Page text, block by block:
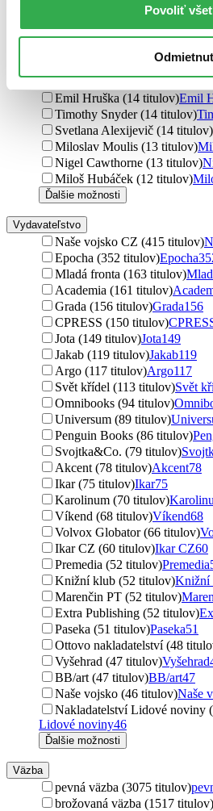
Povoliť
Paul Roland (16 titulov)Paul
Marek Brzkovský (16 titulov)
Josef Opatrný (14 titulov)
Dušan Kováč (14 titulov)
Radek Fukala (14 titulov)
Emil Hruška (14 titulov)Emil
Timothy Snyder (14 titulov)
Svetlana Alexijevič (14 titulov)
Miloslav Moulis (13 titulov)
Nigel Cawthorne (13 titulov)
Miloš Hubáček (12 titulov)
Ďalšie možnosti
Vydavateľstvo
Naše vojsko CZ (415 titulov)
Epocha (352 titulov)Epocha
Mladá fronta (163 titulov)
Academia (161 titulov)
Grada (156 titulov)Grada156
CPRESS (150 titulov)
Jota (149 titulov)Jota149
Jakab (119 titulov)Jakab119
Argo (117 titulov)Argo117
Svět křídel (113 titulov)Svět
Omnibooks (94 titulov)
Universum (89 titulov)
Penguin Books (86 titulov)
Svojtka&Co. (79 titulov)
Akcent (78 titulov)Akcent78
Ikar (75 titulov)Ikar75
Karolinum (70 titulov)
Víkend (68 titulov)Víkend68
Volvox Globator (66 titulov)
Ikar CZ (60 titulov)Ikar CZ60
Premedia (52 titulov)Premedia
Knižní klub (52 titulov)Knižní
Marenčin PT (52 titulov)
Extra Publishing (52 titulov)
Paseka (51 titulov)Paseka51
Ottovo nakladatelství (48
Vyšehrad (47 titulov)Vyšehrad
BB/art (47 titulov)BB/art47
Naše vojsko (46 titulov)Naše
Nakladatelství Lidové noviny
Lidové noviny46
Ďalšie možnosti
Väzba
pevná väzba (3075 titulov)
brožovaná väzba (1517 titulov)